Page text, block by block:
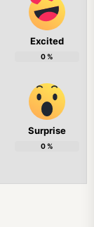
Excited
0%
Surprise
0%